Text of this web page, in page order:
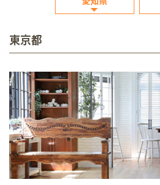
東京都